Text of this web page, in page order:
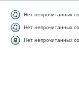
Нет непрочитанных
Нет непрочитанных
Нет непрочитанных